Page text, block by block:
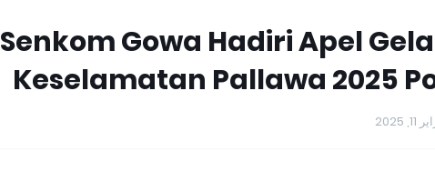
Senkom Gowa Hadiri Apel
Keselamatan Pallawa 2025
2025